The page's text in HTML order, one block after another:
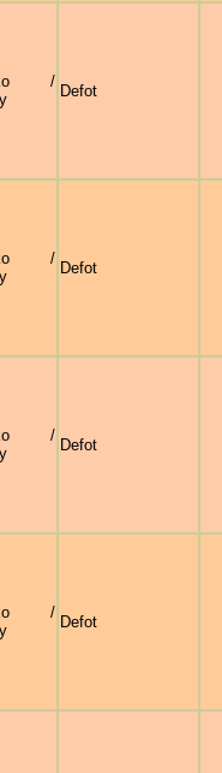
/
Defot
/
Defot
/
Defot
/
Defot